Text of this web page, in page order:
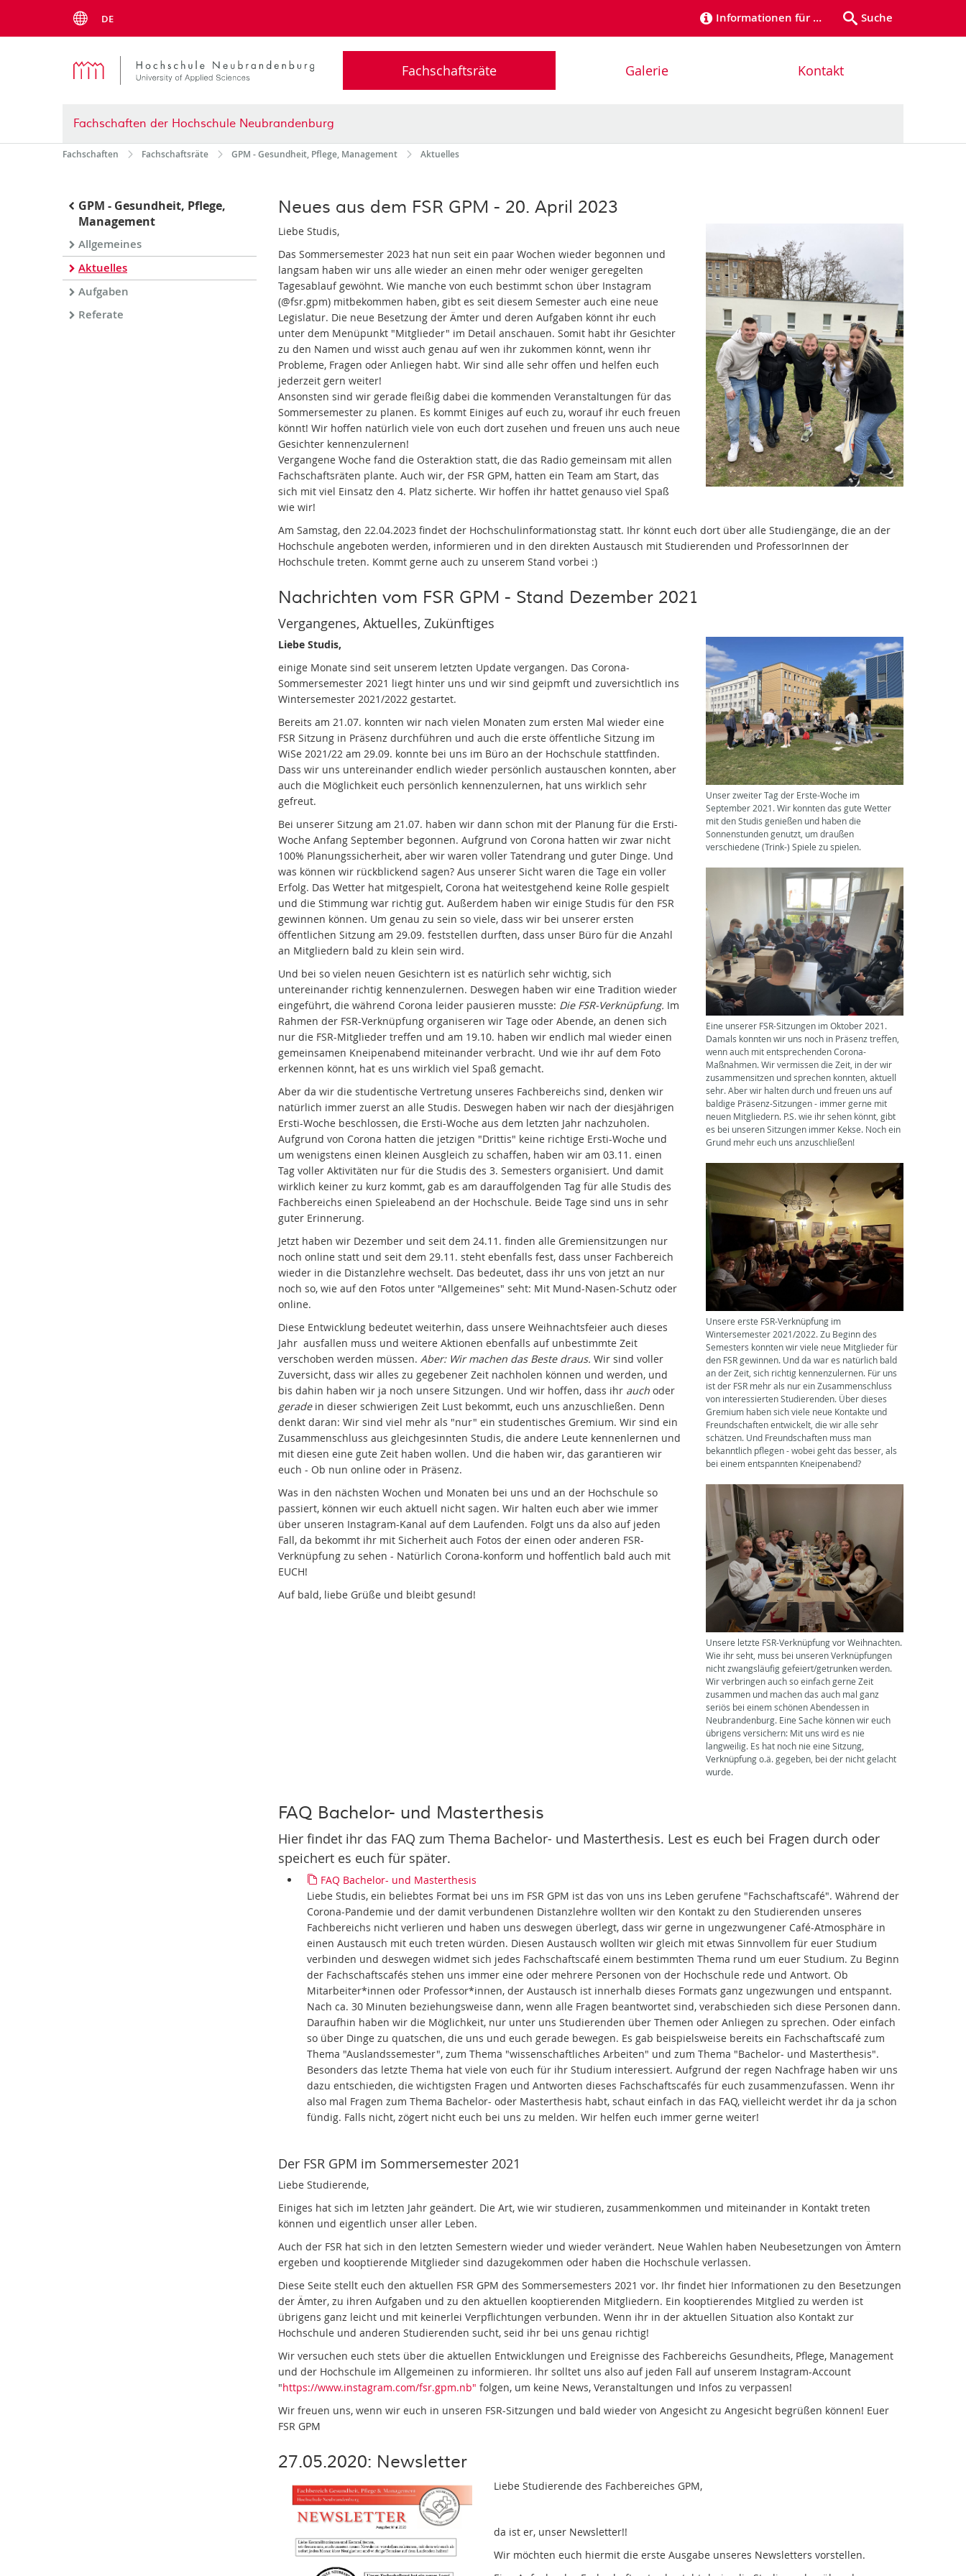
DE Informationen für … Suche
Fachschaftsräte Galerie Kontakt
Fachschaften der Hochschule Neubrandenburg
Fachschaften Fachschaftsräte GPM - Gesundheit, Pflege, Management Aktuelles
GPM - Gesundheit, Pflege,
Management
Allgemeines
Aktuelles
Aufgaben
Referate
Neues aus dem FSR GPM - 20. April 2023
Liebe Studis,
Das Sommersemester 2023 hat nun seit ein paar Wochen wieder begonnen und
langsam haben wir uns alle wieder an einen mehr oder weniger geregelten
Tagesablauf gewöhnt. Wie manche von euch bestimmt schon über Instagram
(@fsr.gpm) mitbekommen haben, gibt es seit diesem Semester auch eine neue
Legislatur. Die neue Besetzung der Ämter und deren Aufgaben könnt ihr euch
unter dem Menüpunkt "Mitglieder" im Detail anschauen. Somit habt ihr Gesichter
zu den Namen und wisst auch genau auf wen ihr zukommen könnt, wenn ihr
Probleme, Fragen oder Anliegen habt. Wir sind alle sehr offen und helfen euch
jederzeit gern weiter!
Ansonsten sind wir gerade fleißig dabei die kommenden Veranstaltungen für das
Sommersemester zu planen. Es kommt Einiges auf euch zu, worauf ihr euch freuen
könnt! Wir hoffen natürlich viele von euch dort zusehen und freuen uns auch neue
Gesichter kennenzulernen!
Vergangene Woche fand die Osteraktion statt, die das Radio gemeinsam mit allen
Fachschaftsräten plante. Auch wir, der FSR GPM, hatten ein Team am Start, das
sich mit viel Einsatz den 4. Platz sicherte. Wir hoffen ihr hattet genauso viel Spaß
wie wir!
Am Samstag, den 22.04.2023 findet der Hochschulinformationstag statt. Ihr könnt euch dort über alle Studiengänge, die an der
Hochschule angeboten werden, informieren und in den direkten Austausch mit Studierenden und ProfessorInnen der
Hochschule treten. Kommt gerne auch zu unserem Stand vorbei :)
Nachrichten vom FSR GPM - Stand Dezember 2021
Vergangenes, Aktuelles, Zukünftiges
Unser zweiter Tag der Erste-Woche im
September 2021. Wir konnten das gute Wetter
mit den Studis genießen und haben die
Sonnenstunden genutzt, um draußen
verschiedene (Trink-) Spiele zu spielen.
Eine unserer FSR-Sitzungen im Oktober 2021.
Damals konnten wir uns noch in Präsenz treffen,
wenn auch mit entsprechenden Corona-
Maßnahmen. Wir vermissen die Zeit, in der wir
zusammensitzen und sprechen konnten, aktuell
sehr. Aber wir halten durch und freuen uns auf
baldige Präsenz-Sitzungen - immer gerne mit
neuen Mitgliedern. P.S. wie ihr sehen könnt, gibt
es bei unseren Sitzungen immer Kekse. Noch ein
Grund mehr euch uns anzuschließen!
Unsere erste FSR-Verknüpfung im
Wintersemester 2021/2022. Zu Beginn des
Semesters konnten wir viele neue Mitglieder für
den FSR gewinnen. Und da war es natürlich bald
an der Zeit, sich richtig kennenzulernen. Für uns
ist der FSR mehr als nur ein Zusammenschluss
von interessierten Studierenden. Über dieses
Gremium haben sich viele neue Kontakte und
Freundschaften entwickelt, die wir alle sehr
schätzen. Und Freundschaften muss man
bekanntlich pflegen - wobei geht das besser, als
bei einem entspannten Kneipenabend?
Unsere letzte FSR-Verknüpfung vor Weihnachten.
Wie ihr seht, muss bei unseren Verknüpfungen
nicht zwangsläufig gefeiert/getrunken werden.
Wir verbringen auch so einfach gerne Zeit
zusammen und machen das auch mal ganz
seriös bei einem schönen Abendessen in
Neubrandenburg. Eine Sache können wir euch
übrigens versichern: Mit uns wird es nie
langweilig. Es hat noch nie eine Sitzung,
Verknüpfung o.ä. gegeben, bei der nicht gelacht
wurde.
Liebe Studis,
einige Monate sind seit unserem letzten Update vergangen. Das Corona-
Sommersemester 2021 liegt hinter uns und wir sind geipmft und zuversichtlich ins
Wintersemester 2021/2022 gestartet.
Bereits am 21.07. konnten wir nach vielen Monaten zum ersten Mal wieder eine
FSR Sitzung in Präsenz durchführen und auch die erste öffentliche Sitzung im
WiSe 2021/22 am 29.09. konnte bei uns im Büro an der Hochschule stattfinden.
Dass wir uns untereinander endlich wieder persönlich austauschen konnten, aber
auch die Möglichkeit euch persönlich kennenzulernen, hat uns wirklich sehr
gefreut.
Bei unserer Sitzung am 21.07. haben wir dann schon mit der Planung für die Ersti-
Woche Anfang September begonnen. Aufgrund von Corona hatten wir zwar nicht
100% Planungssicherheit, aber wir waren voller Tatendrang und guter Dinge. Und
was können wir rückblickend sagen? Aus unserer Sicht waren die Tage ein voller
Erfolg. Das Wetter hat mitgespielt, Corona hat weitestgehend keine Rolle gespielt
und die Stimmung war richtig gut. Außerdem haben wir einige Studis für den FSR
gewinnen können. Um genau zu sein so viele, dass wir bei unserer ersten
öffentlichen Sitzung am 29.09. feststellen durften, dass unser Büro für die Anzahl
an Mitgliedern bald zu klein sein wird.
Und bei so vielen neuen Gesichtern ist es natürlich sehr wichtig, sich
untereinander richtig kennenzulernen. Deswegen haben wir eine Tradition wieder
eingeführt, die während Corona leider pausieren musste: Die FSR-Verknüpfung. Im
Rahmen der FSR-Verknüpfung organiseren wir Tage oder Abende, an denen sich
nur die FSR-Mitglieder treffen und am 19.10. haben wir endlich mal wieder einen
gemeinsamen Kneipenabend miteinander verbracht. Und wie ihr auf dem Foto
erkennen könnt, hat es uns wirklich viel Spaß gemacht.
Aber da wir die studentische Vertretung unseres Fachbereichs sind, denken wir
natürlich immer zuerst an alle Studis. Deswegen haben wir nach der diesjährigen
Ersti-Woche beschlossen, die Ersti-Woche aus dem letzten Jahr nachzuholen.
Aufgrund von Corona hatten die jetzigen "Drittis" keine richtige Ersti-Woche und
um wenigstens einen kleinen Ausgleich zu schaffen, haben wir am 03.11. einen
Tag voller Aktivitäten nur für die Studis des 3. Semesters organisiert. Und damit
wirklich keiner zu kurz kommt, gab es am darauffolgenden Tag für alle Studis des
Fachbereichs einen Spieleabend an der Hochschule. Beide Tage sind uns in sehr
guter Erinnerung.
Jetzt haben wir Dezember und seit dem 24.11. finden alle Gremiensitzungen nur
noch online statt und seit dem 29.11. steht ebenfalls fest, dass unser Fachbereich
wieder in die Distanzlehre wechselt. Das bedeutet, dass ihr uns von jetzt an nur
noch so, wie auf den Fotos unter "Allgemeines" seht: Mit Mund-Nasen-Schutz oder
online.
Diese Entwicklung bedeutet weiterhin, dass unsere Weihnachtsfeier auch dieses
Jahr ausfallen muss und weitere Aktionen ebenfalls auf unbestimmte Zeit
verschoben werden müssen. Aber: Wir machen das Beste draus. Wir sind voller
Zuversicht, dass wir alles zu gegebener Zeit nachholen können und werden, und
bis dahin haben wir ja noch unsere Sitzungen. Und wir hoffen, dass ihr auch oder
geradein dieser schwierigen Zeit Lust bekommt, euch uns anzuschließen. Denn
denkt daran: Wir sind viel mehr als "nur" ein studentisches Gremium. Wir sind ein
Zusammenschluss aus gleichgesinnten Studis, die andere Leute kennenlernen und
mit diesen eine gute Zeit haben wollen. Und die haben wir, das garantieren wir
euch - Ob nun online oder in Präsenz.
Was in den nächsten Wochen und Monaten bei uns und an der Hochschule so
passiert, können wir euch aktuell nicht sagen. Wir halten euch aber wie immer
über unseren Instagram-Kanal auf dem Laufenden. Folgt uns da also auf jeden
Fall, da bekommt ihr mit Sicherheit auch Fotos der einen oder anderen FSR-
Verknüpfung zu sehen - Natürlich Corona-konform und hoffentlich bald auch mit
EUCH!
Auf bald, liebe Grüße und bleibt gesund!
FAQ Bachelor- und Masterthesis
Hier findet ihr das FAQ zum Thema Bachelor- und Masterthesis. Lest es euch bei Fragen durch oder
speichert es euch für später.
FAQ Bachelor- und Masterthesis
Liebe Studis, ein beliebtes Format bei uns im FSR GPM ist das von uns ins Leben gerufene "Fachschaftscafé". Während der
Corona-Pandemie und der damit verbundenen Distanzlehre wollten wir den Kontakt zu den Studierenden unseres
Fachbereichs nicht verlieren und haben uns deswegen überlegt, dass wir gerne in ungezwungener Café-Atmosphäre in
einen Austausch mit euch treten würden. Diesen Austausch wollten wir gleich mit etwas Sinnvollem für euer Studium
verbinden und deswegen widmet sich jedes Fachschaftscafé einem bestimmten Thema rund um euer Studium. Zu Beginn
der Fachschaftscafés stehen uns immer eine oder mehrere Personen von der Hochschule rede und Antwort. Ob
Mitarbeiter*innen oder Professor*innen, der Austausch ist innerhalb dieses Formats ganz ungezwungen und entspannt.
Nach ca. 30 Minuten beziehungsweise dann, wenn alle Fragen beantwortet sind, verabschieden sich diese Personen dann.
Daraufhin haben wir die Möglichkeit, nur unter uns Studierenden über Themen oder Anliegen zu sprechen. Oder einfach
so über Dinge zu quatschen, die uns und euch gerade bewegen. Es gab beispielsweise bereits ein Fachschaftscafé zum
Thema "Auslandssemester", zum Thema "wissenschaftliches Arbeiten" und zum Thema "Bachelor- und Masterthesis".
Besonders das letzte Thema hat viele von euch für ihr Studium interessiert. Aufgrund der regen Nachfrage haben wir uns
dazu entschieden, die wichtigsten Fragen und Antworten dieses Fachschaftscafés für euch zusammenzufassen. Wenn ihr
also mal Fragen zum Thema Bachelor- oder Masterthesis habt, schaut einfach in das FAQ, vielleicht werdet ihr da ja schon
fündig. Falls nicht, zögert nicht euch bei uns zu melden. Wir helfen euch immer gerne weiter!
Der FSR GPM im Sommersemester 2021
Liebe Studierende,
Einiges hat sich im letzten Jahr geändert. Die Art, wie wir studieren, zusammenkommen und miteinander in Kontakt treten
können und eigentlich unser aller Leben.
Auch der FSR hat sich in den letzten Semestern wieder und wieder verändert. Neue Wahlen haben Neubesetzungen von Ämtern
ergeben und kooptierende Mitglieder sind dazugekommen oder haben die Hochschule verlassen.
Diese Seite stellt euch den aktuellen FSR GPM des Sommersemesters 2021 vor. Ihr findet hier Informationen zu den Besetzungen
der Ämter, zu ihren Aufgaben und zu den aktuellen kooptierenden Mitgliedern. Ein kooptierendes Mitglied zu werden ist
übrigens ganz leicht und mit keinerlei Verpflichtungen verbunden. Wenn ihr in der aktuellen Situation also Kontakt zur
Hochschule und anderen Studierenden sucht, seid ihr bei uns genau richtig!
Wir versuchen euch stets über die aktuellen Entwicklungen und Ereignisse des Fachbereichs Gesundheits, Pflege, Management
und der Hochschule im Allgemeinen zu informieren. Ihr solltet uns also auf jeden Fall auf unserem Instagram-Account
"https://www.instagram.com/fsr.gpm.nb" folgen, um keine News, Veranstaltungen und Infos zu verpassen!
Wir freuen uns, wenn wir euch in unseren FSR-Sitzungen und bald wieder von Angesicht zu Angesicht begrüßen können! Euer
FSR GPM
27.05.2020: Newsletter
Liebe Studierende des Fachbereiches GPM,
da ist er, unser Newsletter!!
Wir möchten euch hiermit die erste Ausgabe unseres Newsletters vorstellen.